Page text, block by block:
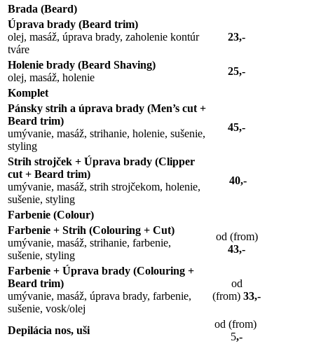
Brada (Beard)
Úprava brady (Beard trim)
olej, masáž, úprava brady, zaholenie kontúr
tváre
23,-
Holenie brady (Beard Shaving)
olej, masáž, holenie
25,-
Komplet
Pánsky strih a úprava brady (Men’s cut +
Beard trim)
umývanie, masáž, strihanie, holenie, sušenie,
styling
45,-
Strih strojček + Úprava brady (Clipper
cut + Beard trim)
umývanie, masáž, strih strojčekom, holenie,
sušenie, styling
40,-
Farbenie (Colour)
Farbenie + Strih (Colouring + Cut)
umývanie, masáž, strihanie, farbenie,
sušenie, styling
od (from)
43,-
Farbenie + Úprava brady (Colouring +
Beard trim)
umývanie, masáž, úprava brady, farbenie,
sušenie, vosk/olej
od
(from) 33,-
Depilácia nos, uši
od (from)
5,-